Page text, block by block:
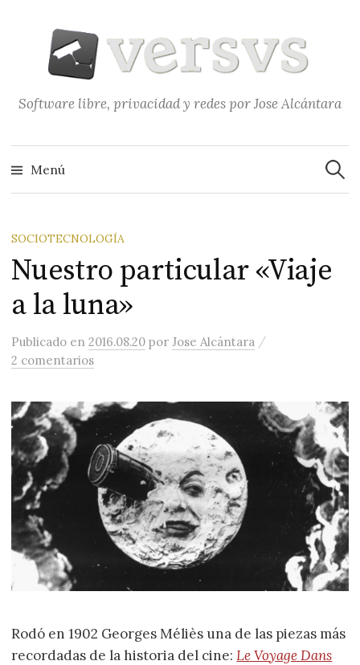
contenido
Software libre, privacidad y redes por Jose Alcántara
Menú
SOCIOTECNOLOGÍA
Nuestro particular «Viaje
a la luna»
Publicado en2016.08.20 porJose Alcántara /
2 comentarios
Rodó en 1902 Georges Méliès una de las piezas más
recordadas de la historia del cine:Le Voyage Dans